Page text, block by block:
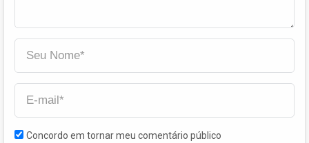
Concordo em tornar meu comentário público